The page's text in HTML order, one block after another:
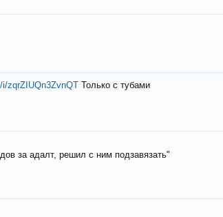
zqrZIUQn3ZvnQT Только с тубами
за адалт, решил с ним подзавязать"